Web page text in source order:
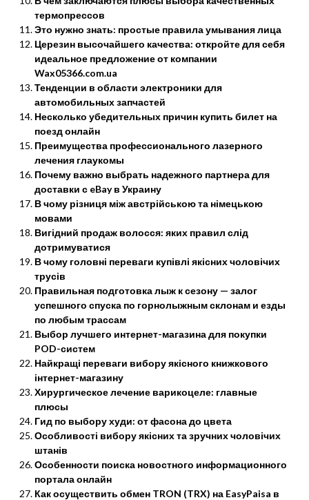
термопрессов
Это нужно знать: простые правила умывания лица
Церезин высочайшего качества: откройте для себя
идеальное предложение от компании
Wax05366.com.ua
Тенденции в области электроники для
автомобильных запчастей
Несколько убедительных причин купить билет на
поезд онлайн
Преимущества профессионального лазерного
лечения глаукомы
Почему важно выбрать надежного партнера для
доставки с eBay в Украину
В чому різниця між австрійською та німецькою
мовами
Вигідний продаж волосся: яких правил слід
дотримуватися
В чому головні переваги купівлі якісних чоловічих
трусів
Правильная подготовка лыж к сезону — залог
успешного спуска по горнолыжным склонам и езды
по любым трассам
Выбор лучшего интернет-магазина для покупки
POD-систем
Найкращі переваги вибору якісного книжкового
інтернет-магазину
Хирургическое лечение варикоцеле: главные
плюсы
Гид по выбору худи: от фасона до цвета
Особливості вибору якісних та зручних чоловічих
штанів
Особенности поиска новостного информационного
портала онлайн
Как осуществить обмен TRON (TRX) на EasyPaisa в